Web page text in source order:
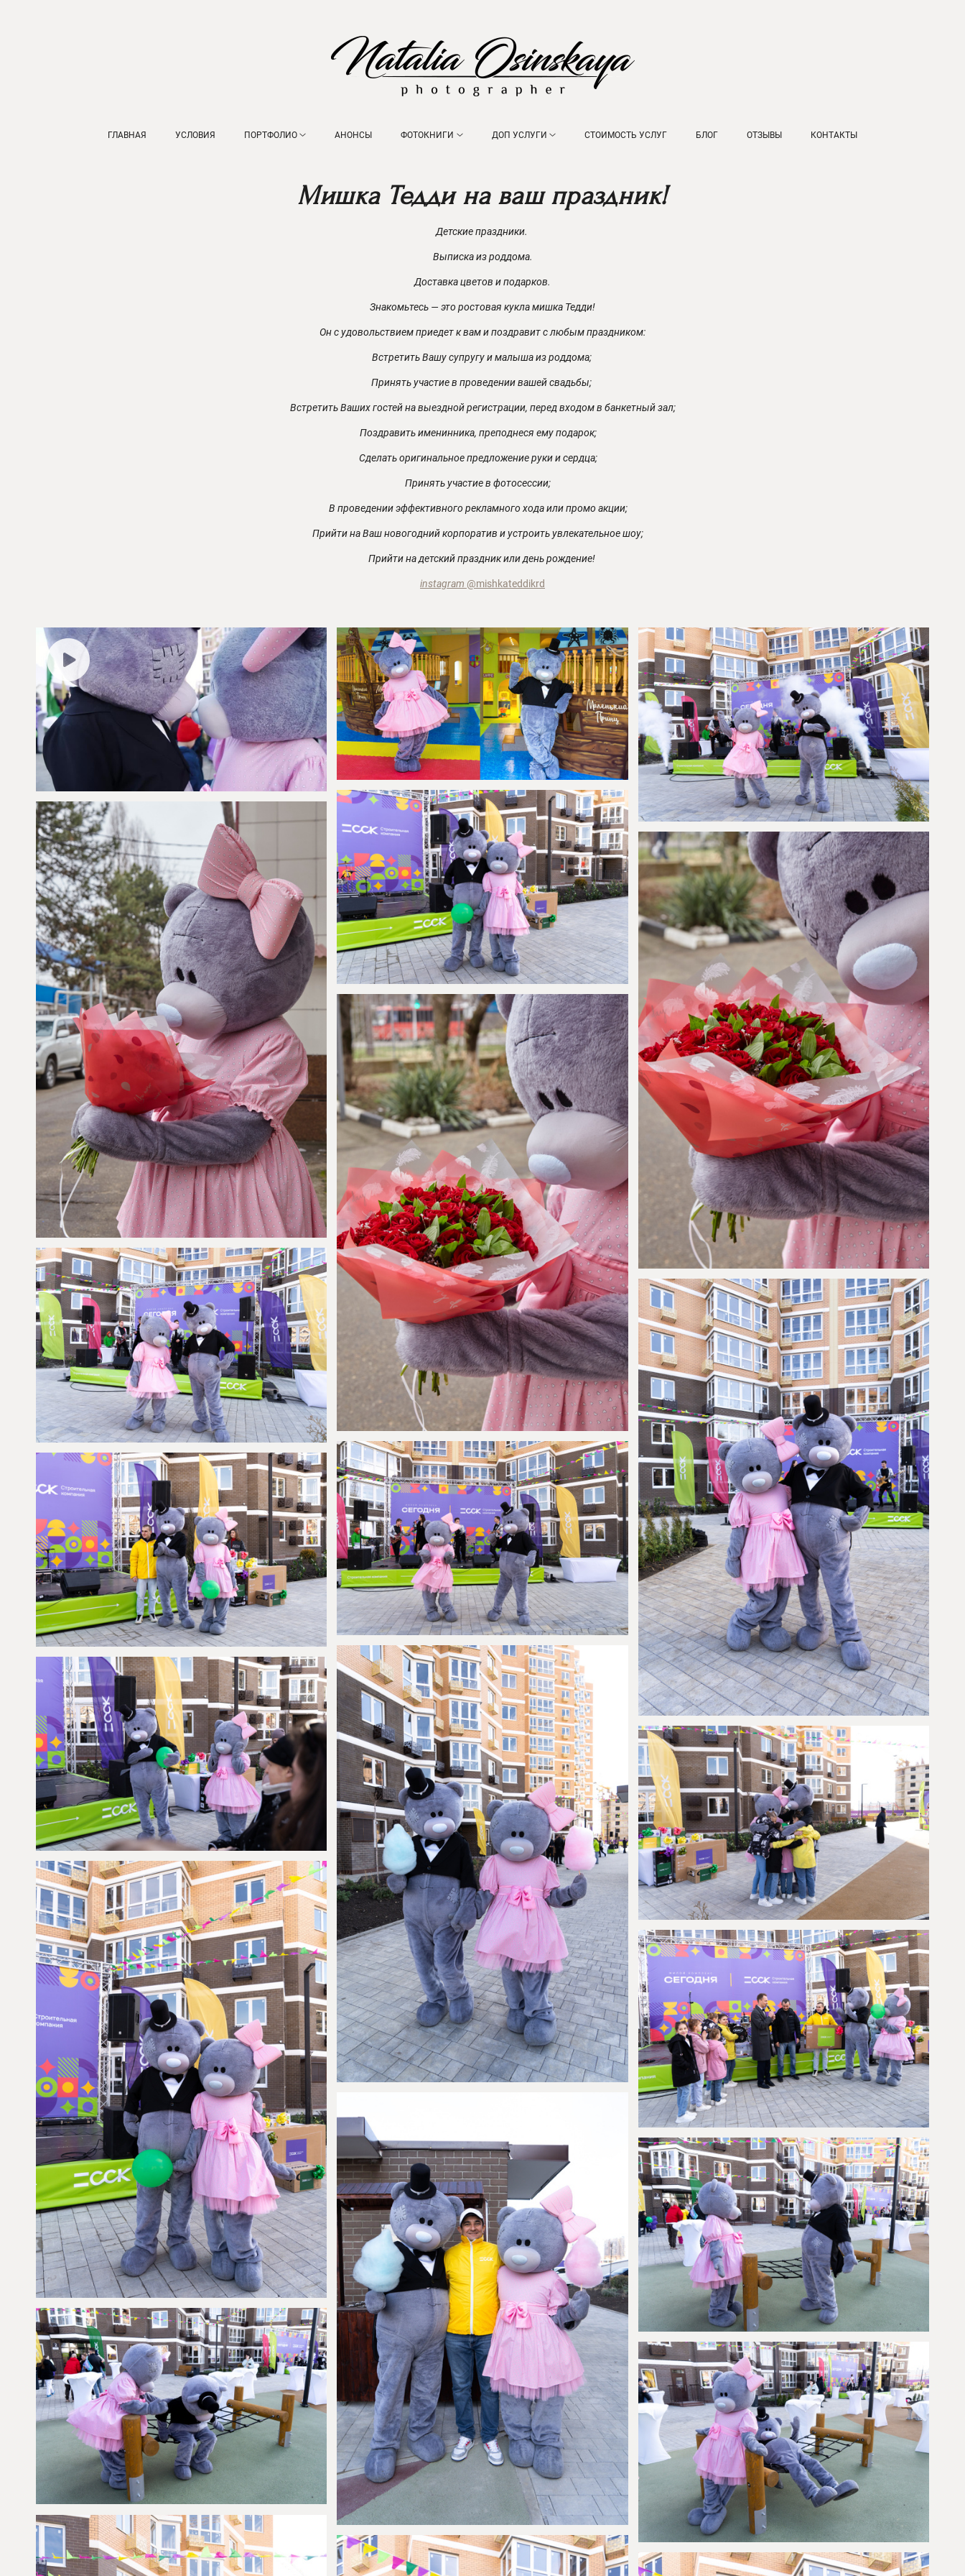
ГЛАВНАЯ УСЛОВИЯ ПОРТФОЛИО АНОНСЫ ФОТОКНИГИ ДОП УСЛУГИ СТОИМОСТЬ УСЛУГ БЛОГ ОТЗЫВЫ КОНТАКТЫ
Мишка Тедди на ваш праздник!
Детские праздники.
Выписка из роддома.
Доставка цветов и подарков.
Знакомьтесь — это ростовая кукла мишка Тедди!
Он с удовольствием приедет к вам и поздравит с любым праздником:
Встретить Вашу супругу и малыша из роддома;
Принять участие в проведении вашей свадьбы;
Встретить Ваших гостей на выездной регистрации, перед входом в банкетный зал;
Поздравить именинника, преподнеся ему подарок; ⠀
Сделать оригинальное предложение руки и сердца; ⠀
Принять участие в фотосессии; ⠀
В проведении эффективного рекламного хода или промо акции; ⠀
Прийти на Ваш новогодний корпоратив и устроить увлекательное шоу; ⠀
Прийти на детский праздник или день рождение!
instagram @mishkateddikrd